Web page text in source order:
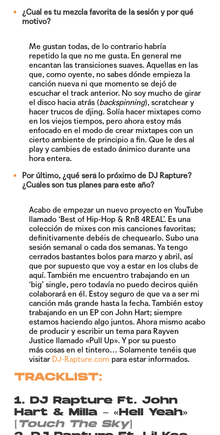
¿Cuál es tu mezcla favorita de la sesión y por qué
motivo?
Me gustan todas, de lo contrario habría
repetido la que no me gusta. En general me
encantan las transiciones suaves. Aquellas en las
que, como oyente, no sabes dónde empieza la
canción nueva ni que momento se dejó de
escuchar el track anterior. No soy mucho de girar
el disco hacia atrás (backspinning), scratchear y
hacer trucos de djing. Solía hacer mixtapes como
en los viejos tiempos, pero ahora estoy más
enfocado en el modo de crear mixtapes con un
cierto ambiente de principio a fin. Que le des al
play y cambies de estado ánimico durante una
hora entera.
Por último, ¿qué será lo próximo de DJ Rapture?
¿Cuáles son tus planes para este año?
Acabo de empezar un nuevo proyecto en YouTube
llamado ‘Best of Hip-Hop & RnB 4REAL’. Es una
colección de mixes con mis canciones favoritas;
definitivamente debéis de chequearlo. Subo una
sesión semanal o cada dos semanas. Ya tengo
cerrados bastantes bolos para marzo y abril, así
que por supuesto que voy a estar en los clubs de
aquí. También me encuentro trabajando en un
‘big’ single, pero todavía no puedo deciros quién
colaborará en él. Estoy seguro de que va a ser mi
canción más grande hasta la fecha. También estoy
trabajando en un EP con John Hart; siempre
estamos haciendo algo juntos. Ahora mismo acabo
de producir y escribir un tema para Rayven
Justice llamado «Pull Up». Y por su puesto
más cosas en el tintero… Solamente tenéis que
visitar DJ-Rapture.com para estar informados.
TRACKLIST:
1. DJ Rapture Ft. John
Hart & Milla – «Hell Yeah»
Touch The Sky]